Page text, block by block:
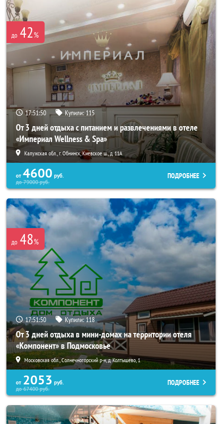
до 42%
17:51:47 Купили:115
От 3 дней отдыха с питанием и развлечениями в отеле
«Империал Wellness & Spa»
Калужская обл., г. Обнинск, Киевское ш., д. 11А
от 4600 руб.
до79000руб.
ПОДРОБНЕЕ
до 48%
17:51:47 Купили: 118
От 3 дней отдыха в мини-домах на территории отеля
«Компонент» в Подмосковье
Московская обл., Солнечногорский р-н, д. Колтышево, 1
от 2053 руб.
до67400руб.
ПОДРОБНЕЕ